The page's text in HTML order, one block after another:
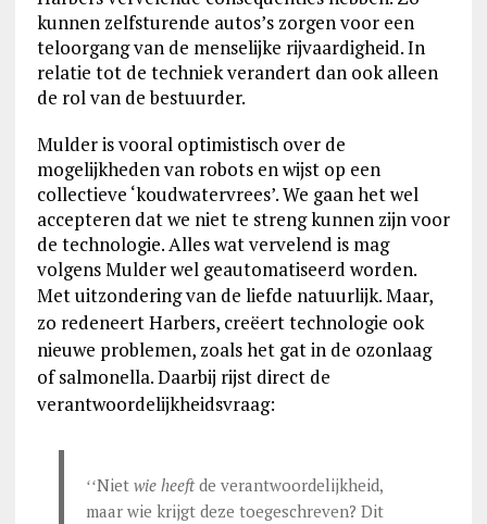
kunnen zelfsturende autos’s zorgen voor een
teloorgang van de menselijke rijvaardigheid. In
relatie tot de techniek verandert dan ook alleen
de rol van de bestuurder.
Mulder is vooral optimistisch over de
mogelijkheden van robots en wijst op een
collectieve ‘koudwatervrees’. We gaan het wel
accepteren dat we niet te streng kunnen zijn voor
de technologie. Alles wat vervelend is mag
volgens Mulder wel geautomatiseerd worden.
Met uitzondering van de liefde natuurlijk. Maar,
zo redeneert Harbers, creëert technologie ook
nieuwe problemen, zoals het gat in de ozonlaag
of salmonella. Daarbij rijst direct de
verantwoordelijkheidsvraag:
ʻʻNiet wie heeftde verantwoordelijkheid,
maar wie krijgt deze toegeschreven? Dit